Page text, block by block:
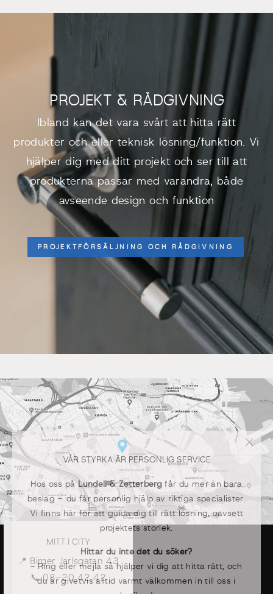
VÅR STYRKA ÄR PERSONLIG SERVICE
Hos oss påLundell & Zetterberg
får du mer än bara
beslag – du får personlig hjälp av riktiga specialister.
Vi finns här för att guida dig till rätt lösning, oavsett
projektets storlek.
Hittar du inte det du söker?
- Ring eller mejla så hjälper vi dig att hitta rätt, och
du är givetvis alltid varmt välkommen in till oss i
(esc)"
PROJEKT & RÅDGIVNING
Ibland kan det vara svårt att hitta rätt
produkter och eller teknisk lösning/funktion. Vi
hjälper dig med ditt projekt och ser till att
produkterna passar med varandra, både
avseende design och funktion
PROJEKTFÖRSÄLJNING OCH RÅDGIVNING
MITT I CITY
📍 Birger Jarlsgatan 43
📞 08–20 42 42